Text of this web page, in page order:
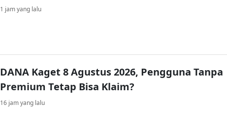
1 jam yang lalu
DANA Kaget 8 Agustus 2026, Pengguna Tanpa
Premium Tetap Bisa Klaim?
16 jam yang lalu